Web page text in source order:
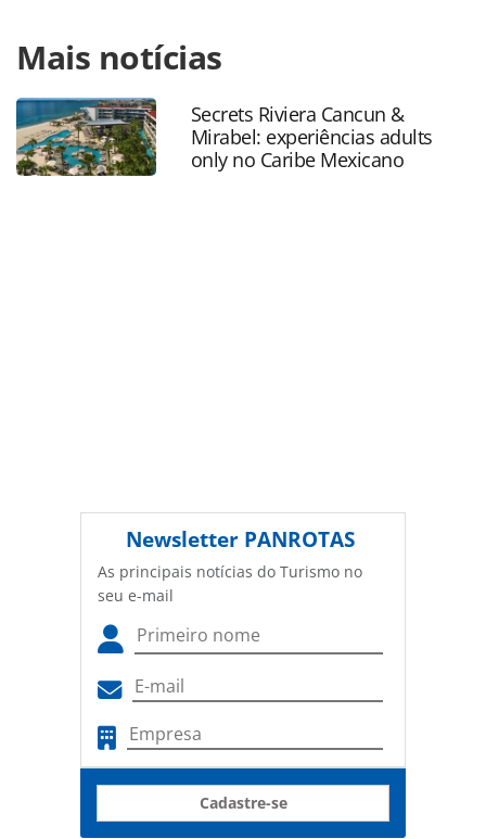
https://www.panrotas.com.br/mercado/operadoras/2021/
contrata-gerente-regional-para-atuar-na-expansao-da-
marca_185502.html ou as ferramentas oferecidas na
página. Todo o conteúdo produzido pela PANROTAS
Editora é protegido pela legislação brasileira sobre direito
autoral. Não reproduza o conteúdo sem autorização da
Mais notícias
Secrets Riviera Cancun &
Mirabel: experiências adults
only no Caribe Mexicano
Newsletter PANROTAS
As principais notícias do Turismo no
seu e-mail
Cadastre-se